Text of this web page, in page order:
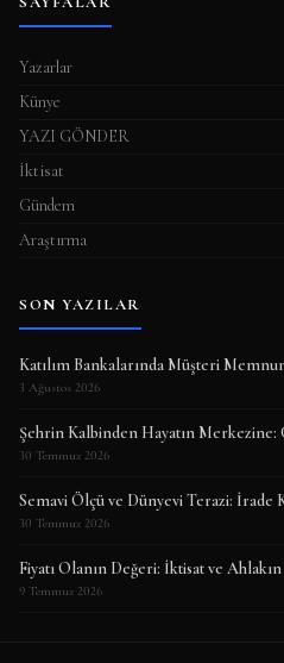
Yazarlar
Künye
YAZI GÖNDER
İktisat
Gündem
Araştırma
SON YAZILAR
Katılım Bankalarında Müşteri
3 Ağustos 2026
Şehrin Kalbinden Hayatın
30 Temmuz 2026
Semavi Ölçü ve Dünyevi Terazi: İrade
30 Temmuz 2026
Fiyatı Olanın Değeri: İktisat ve Ahlakın
9 Temmuz 2026